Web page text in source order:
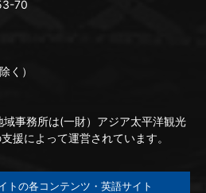
70
く）
事務所は(一財）アジア太平洋観光
援によって運営されています。
トの各コンテンツ・英語サイト